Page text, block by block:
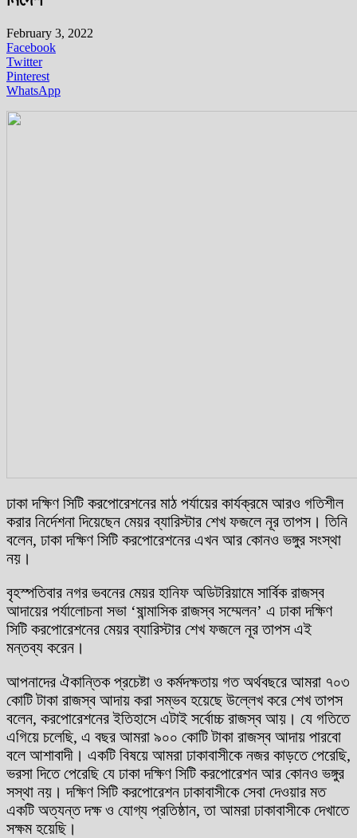
February 3, 2022
Facebook
Twitter
Pinterest
WhatsApp
ঢাকা দক্ষিণ সিটি করপোরেশনের মাঠ পর্যায়ের কার্যক্রমে আরও গতিশীল
করার নির্দেশনা দিয়েছেন মেয়র ব্যারিস্টার শেখ ফজলে নূর তাপস। তিনি
বলেন, ঢাকা দক্ষিণ সিটি করপোরেশনের এখন আর কোনও ভঙ্গুর সংস্থা
নয়।
বৃহস্পতিবার নগর ভবনের মেয়র হানিফ অডিটরিয়ামে সার্বিক রাজস্ব
আদায়ের পর্যালোচনা সভা ‘ষান্মাসিক রাজস্ব সম্মেলন’ এ ঢাকা দক্ষিণ
সিটি করপোরেশনের মেয়র ব্যারিস্টার শেখ ফজলে নূর তাপস এই
মন্তব্য করেন।
আপনাদের ঐকান্তিক প্রচেষ্টা ও কর্মদক্ষতায় গত অর্থবছরে আমরা ৭০৩
কোটি টাকা রাজস্ব আদায় করা সম্ভব হয়েছে উল্লেখ করে শেখ তাপস
বলেন, করপোরেশনের ইতিহাসে এটাই সর্বোচ্চ রাজস্ব আয়। যে গতিতে
এগিয়ে চলেছি, এ বছর আমরা ৯০০ কোটি টাকা রাজস্ব আদায় পারবো
বলে আশাবাদী। একটি বিষয়ে আমরা ঢাকাবাসীকে নজর কাড়তে পেরেছি,
ভরসা দিতে পেরেছি যে ঢাকা দক্ষিণ সিটি করপোরেশন আর কোনও ভঙ্গুর
সস্থা নয়। দক্ষিণ সিটি করপোরেশন ঢাকাবাসীকে সেবা দেওয়ার মত
একটি অত্যন্ত দক্ষ ও যোগ্য প্রতিষ্ঠান, তা আমরা ঢাকাবাসীকে দেখাতে
সক্ষম হয়েছি।